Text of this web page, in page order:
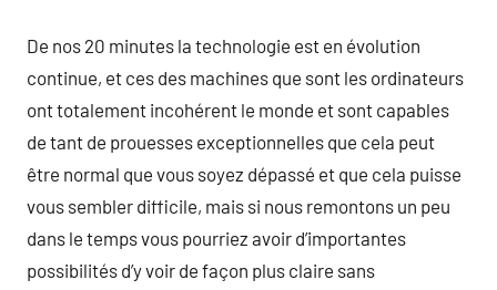
De nos 20 minutes la technologie est en évolution
continue, et ces des machines que sont les ordinateurs
ont totalement incohérent le monde et sont capables
de tant de prouesses exceptionnelles que cela peut
être normal que vous soyez dépassé et que cela puisse
vous sembler difficile, mais si nous remontons un peu
dans le temps vous pourriez avoir d’importantes
possibilités d’y voir de façon plus claire sans